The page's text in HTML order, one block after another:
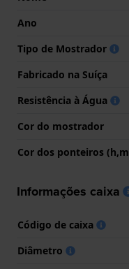
Ano
Tipo de Mostrador
Fabricado na Suíça
Resistência à Água
Cor do mostrador
Cor dos ponteiros
Informações caixa
Código de caixa
Diâmetro